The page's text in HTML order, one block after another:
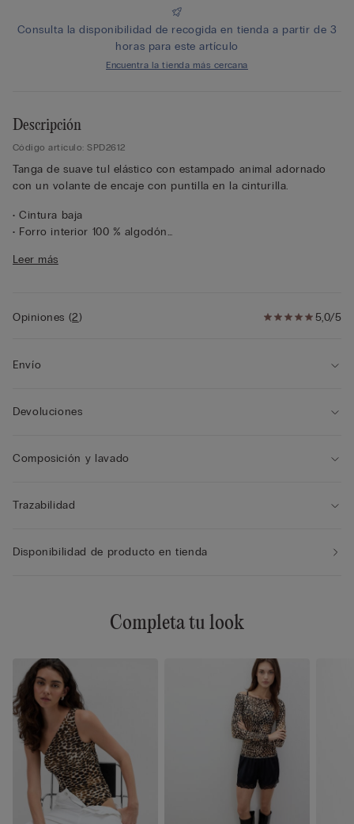
Consulta la disponibilidad de recogida en tienda a partir de 3
horas para este artículo
Encuentra la tienda más cercana
Descripción
Código artículo: SPD2612
Tanga de suave tul elástico con estampado animal adornado
con un volante de encaje con puntilla en la cinturilla.
• Cintura baja
• Forro interior 100 % algodón
• La modelo mide 175 cm y lleva la talla 2/S
Leer más
5,0/5
Opiniones (2)
Envío
Devoluciones
Composición y lavado
Trazabilidad
Disponibilidad de producto en tienda
Completa tu look